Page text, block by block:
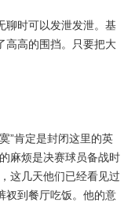
时可以发泄发泄。基
高高的围挡。只要把大
”肯定是封闭这里的英
麻烦是决赛球员备战时
这几天他们已经看见过
衩到餐厅吃饭。他的意